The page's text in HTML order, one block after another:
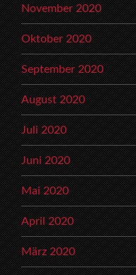
November 2020
Oktober 2020
September 2020
August 2020
Juli 2020
Juni 2020
Mai 2020
April 2020
März 2020